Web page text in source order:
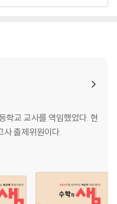
학교 교사를 역임했었다. 현
사 출제위원이다.